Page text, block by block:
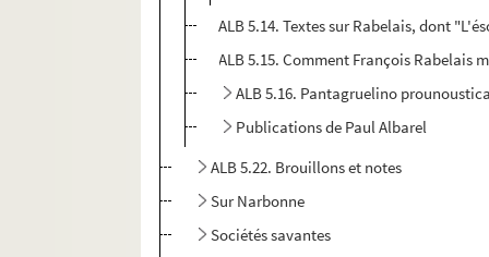
ALB 5.14. Textes sur Rabelais, dont
ALB 5.15. Comment François Rabelais
ALB 5.16. Pantagruelino
Publications de Paul Albarel
ALB 5.22. Brouillons et notes
Sur Narbonne
Sociétés savantes